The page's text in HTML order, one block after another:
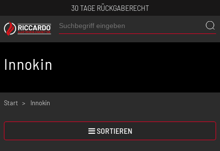
30 TAGE RÜCKGABERECHT
Innokin
Start Innokin
SORTIEREN